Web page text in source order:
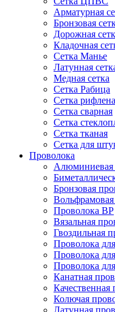
Арматурная
Бронзовая
Дорожная
Кладочная
Сетка Манье
Латунная
Медная сетка
Сетка Рабица
Сетка
Сетка сварная
Сетка
Сетка тканая
Сетка для
Проволока
Алюминиевая
Бронзовая
Проволока ВР
Вязальная
Гвоздильная
Проволока
Проволока
Проволока
Канатная
Качественная
Колючая
Латунная